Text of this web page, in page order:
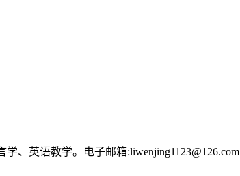
、英语教学。电子邮箱:liwenjing1123@126.com